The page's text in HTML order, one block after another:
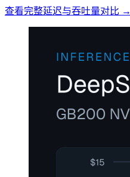
查看完整延迟与吞吐量对比 →